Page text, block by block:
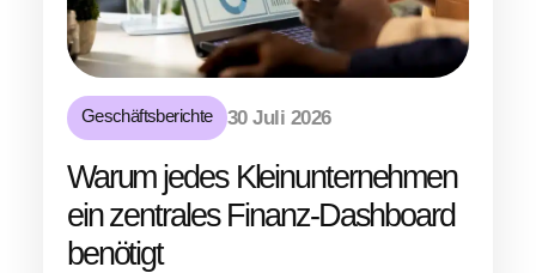
Geschäftsberichte 30 Juli 2026
Warum jedes Kleinunternehmen
ein zentrales Finanz-Dashboard
benötigt